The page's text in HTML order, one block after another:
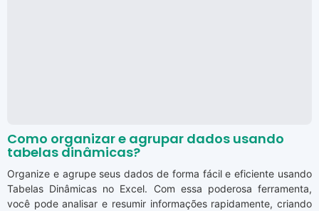
Como organizar e agrupar dados usando
tabelas dinâmicas?
Organize e agrupe seus dados de forma fácil e eficiente usando
Tabelas Dinâmicas no Excel. Com essa poderosa ferramenta,
você pode analisar e resumir informações rapidamente, criando